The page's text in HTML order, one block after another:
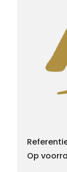
Op